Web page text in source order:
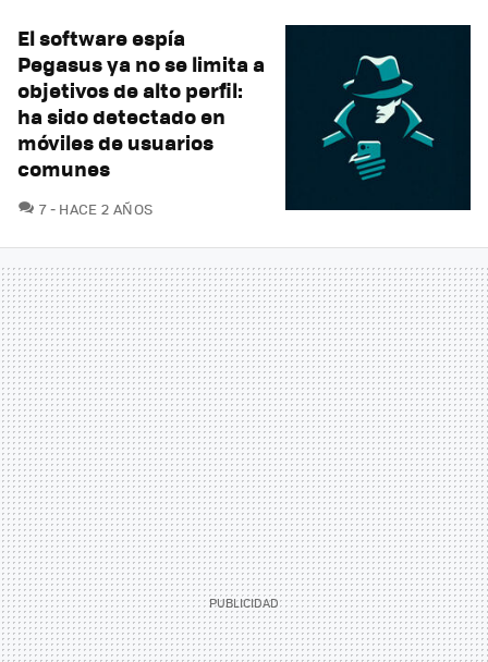
El software espía
Pegasus ya no se limita a
objetivos de alto perfil:
ha sido detectado en
móviles de usuarios
comunes
7COMENTARIOS
HACE 2 AÑOS